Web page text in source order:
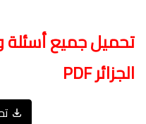
تحميل جميع أسئلة
الجزائر PDF